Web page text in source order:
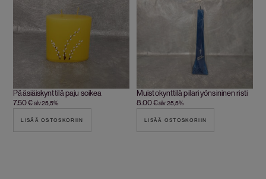
Pääsiäiskynttilä paju soikea
7.50€alv 25,5%
LISÄÄ OSTOSKORIIN
Muistokynttilä pilari yönsininen risti
8.00€alv 25,5%
LISÄÄ OSTOSKORIIN